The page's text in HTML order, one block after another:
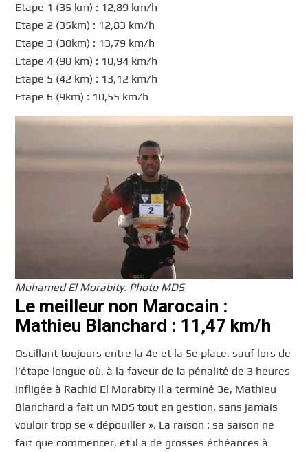
Etape 1 (35 km) : 12,89 km/h
Etape 2 (35km) : 12,83 km/h
Etape 3 (30km) : 13,79 km/h
Etape 4 (90 km) : 10,94 km/h
Etape 5 (42 km) : 13,12 km/h
Etape 6 (9km) : 10,55 km/h
Mohamed El Morabity. Photo MDS
Le meilleur non Marocain :
Mathieu Blanchard : 11,47 km/h
Oscillant toujours entre la 4e et la 5e place, sauf lors de
l’étape longue où, à la faveur de la pénalité de 3 heures
infligée à Rachid El Morabity il a terminé 3e, Mathieu
Blanchard a fait un MDS tout en gestion, sans jamais
vouloir trop se « dépouiller ». La raison : sa saison ne
fait que commencer, et il a de grosses échéances à